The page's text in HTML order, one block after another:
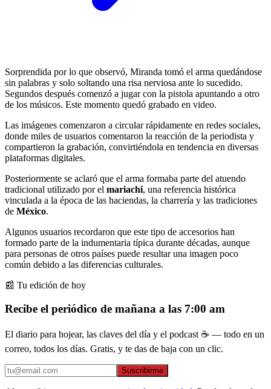
Sorprendida por lo que observó, Miranda tomó el arma quedándose
sin palabras y solo soltando una risa nerviosa ante lo sucedido.
Segundos después comenzó a jugar con la pistola apuntando a otro
de los músicos. Este momento quedó grabado en video.
Las imágenes comenzaron a circular rápidamente en redes sociales,
donde miles de usuarios comentaron la reacción de la periodista y
compartieron la grabación, convirtiéndola en tendencia en diversas
plataformas digitales.
Posteriormente se aclaró que el arma formaba parte del atuendo
tradicional utilizado por el mariachi, una referencia histórica
vinculada a la época de las haciendas, la charrería y las tradiciones
de México.
Algunos usuarios recordaron que este tipo de accesorios han
formado parte de la indumentaria típica durante décadas, aunque
para personas de otros países puede resultar una imagen poco
común debido a las diferencias culturales.
📰 Tu edición de hoy
Recibe el periódico de mañana a las 7:00 am
El diario para hojear, las claves del día y el podcast ☕ — todo en un
correo, todos los días. Gratis, y te das de baja con un clic.
Suscribirme